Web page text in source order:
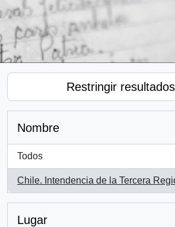
Restringir
Nombre
Todos
Chile. Intendencia de la Tercera
, 1 resultados
Lugar